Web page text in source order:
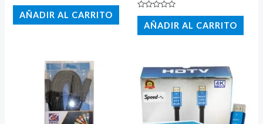
Valorado
con
de
AÑADIR AL CARRITO
Valorado
con
de
AÑADIR AL CARRITO